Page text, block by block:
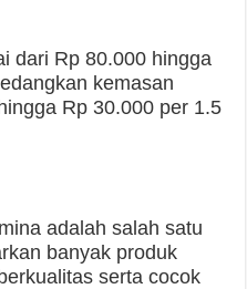
dari Rp 80.000 hingga
kemasan
Rp 30.000 per 1.5
adalah salah satu
banyak produk
serta cocok